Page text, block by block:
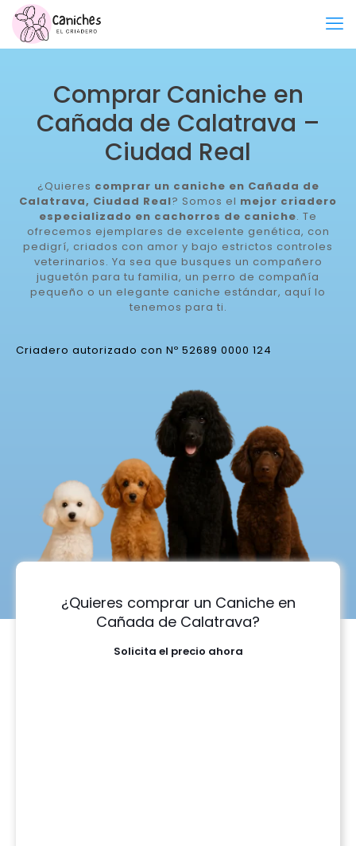
Comprar Caniche en
Cañada de Calatrava –
Ciudad Real
¿Quieres comprar un caniche en Cañada de
Calatrava, Ciudad Real? Somos el mejor criadero
especializado en cachorros de caniche. Te
ofrecemos ejemplares de excelente genética, con
pedigrí, criados con amor y bajo estrictos controles
veterinarios. Ya sea que busques un compañero
juguetón para tu familia, un perro de compañía
pequeño o un elegante caniche estándar, aquí lo
tenemos para ti.
Criadero autorizado con Nº 52689 0000 124
¿Quieres comprar un Caniche en
Cañada de Calatrava?
Solicita el precio ahora